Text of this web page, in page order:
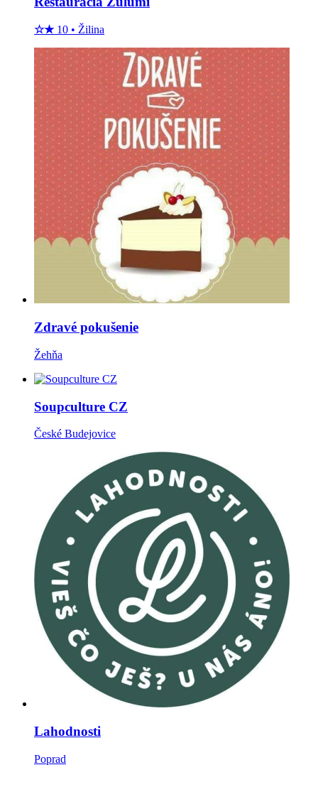
☆★10 • Žilina
Zdravé pokušenie
Žehňa
Soupculture CZ
České Budejovice
Lahodnosti
Poprad